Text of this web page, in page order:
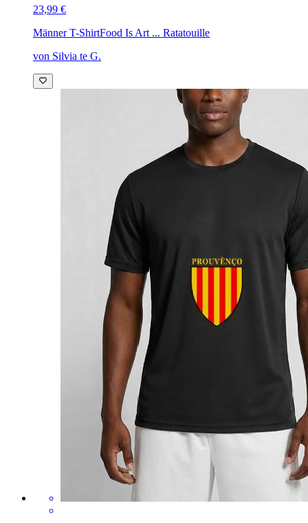
23,99 €
Männer T-ShirtFood Is Art ... Ratatouille
von Silvia te G.